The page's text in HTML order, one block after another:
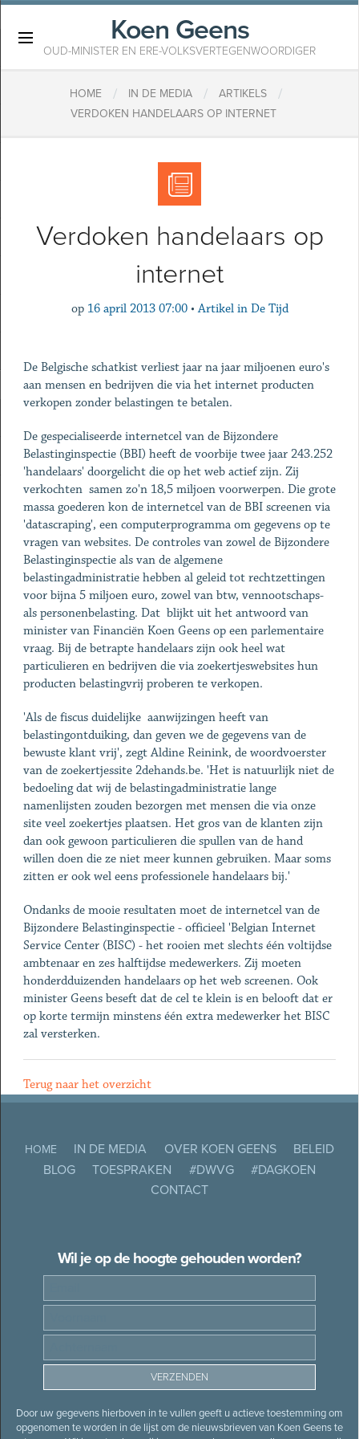
Koen Geens
OUD-MINISTER EN ERE-VOLKSVERTEGENWOORDIGER
HOME / IN DE MEDIA / ARTIKELS /
VERDOKEN HANDELAARS OP INTERNET
Verdoken handelaars op
internet
op 16 april 2013 07:00 • Artikel in De Tijd
De Belgische schatkist verliest jaar na jaar miljoenen euro's
aan mensen en bedrijven die via het internet producten
verkopen zonder belastingen te betalen.
De gespecialiseerde internetcel van de Bijzondere
Belastinginspectie (BBI) heeft de voorbije twee jaar 243.252
'handelaars' doorgelicht die op het web actief zijn. Zij
verkochten samen zo'n 18,5 miljoen voorwerpen. Die grote
massa goederen kon de internetcel van de BBI screenen via
'datascraping', een computerprogramma om gegevens op te
vragen van websites. De controles van zowel de Bijzondere
Belastinginspectie als van de algemene
belastingadministratie hebben al geleid tot rechtzettingen
voor bijna 5 miljoen euro, zowel van btw, vennootschaps-
als personenbelasting. Dat blijkt uit het antwoord van
minister van Financiën Koen Geens op een parlementaire
vraag. Bij de betrapte handelaars zijn ook heel wat
particulieren en bedrijven die via zoekertjeswebsites hun
producten belastingvrij proberen te verkopen.
'Als de fiscus duidelijke aanwijzingen heeft van
belastingontduiking, dan geven we de gegevens van de
bewuste klant vrij', zegt Aldine Reinink, de woordvoerster
van de zoekertjessite 2dehands.be. 'Het is natuurlijk niet de
bedoeling dat wij de belastingadministratie lange
namenlijsten zouden bezorgen met mensen die via onze
site veel zoekertjes plaatsen. Het gros van de klanten zijn
dan ook gewoon particulieren die spullen van de hand
willen doen die ze niet meer kunnen gebruiken. Maar soms
zitten er ook wel eens professionele handelaars bij.'
Ondanks de mooie resultaten moet de internetcel van de
Bijzondere Belastinginspectie - officieel 'Belgian Internet
Service Center (BISC) - het rooien met slechts één voltijdse
ambtenaar en zes halftijdse medewerkers. Zij moeten
honderdduizenden handelaars op het web screenen. Ook
minister Geens beseft dat de cel te klein is en belooft dat er
op korte termijn minstens één extra medewerker het BISC
zal versterken.
Terug naar het overzicht
HOME IN DE MEDIA OVER KOEN GEENS
BELEID
BLOG
TOESPRAKEN #DWVG
#DAGKOEN
CONTACT
Wil je op de hoogte gehouden worden?
Door uw gegevens hierboven in te vullen geeft u actieve toestemming om
opgenomen te worden in de lijst om de nieuwsbrieven van Koen Geens te